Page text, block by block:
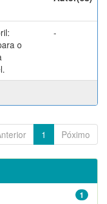
o
-
1 Póximo
1